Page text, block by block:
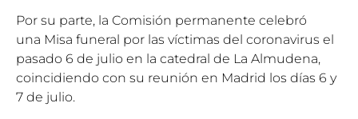
Por su parte, la Comisión permanente celebró
una Misa funeral por las víctimas del coronavirus el
pasado 6 de julio en la catedral de La Almudena,
coincidiendo con su reunión en Madrid los días 6 y
7 de julio.